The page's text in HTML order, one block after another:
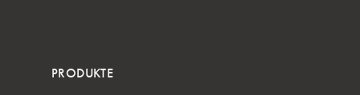
PRODUKTE